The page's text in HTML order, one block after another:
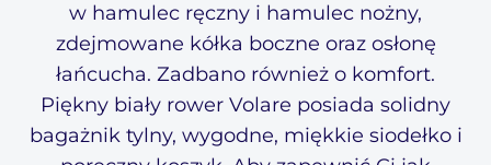
w hamulec ręczny i hamulec nożny,
zdejmowane kółka boczne oraz osłonę
łańcucha. Zadbano również o komfort.
Piękny biały rower Volare posiada solidny
bagażnik tylny, wygodne, miękkie siodełko i